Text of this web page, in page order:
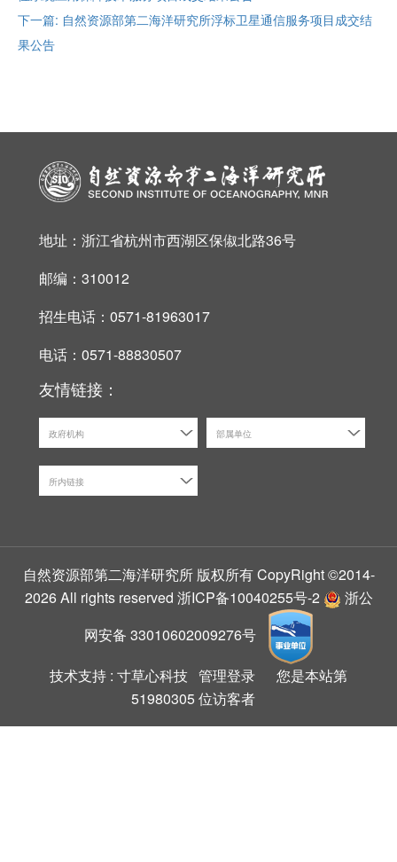
下一篇: 自然资源部第二海洋研究所浮标卫星通信服务项目成交结
果公告
地址：浙江省杭州市西湖区保俶北路36号
邮编：310012
招生电话：0571-81963017
电话：0571-88830507
友情链接：
政府机构 部属单位
所内链接
自然资源部第二海洋研究所 版权所有 CopyRight ©2014-
2026 All rights reserved 浙ICP备10040255号-2
浙公
网安备 33010602009276号
技术支持 : 寸草心科技 管理登录
您是本站第
51980305位访客者